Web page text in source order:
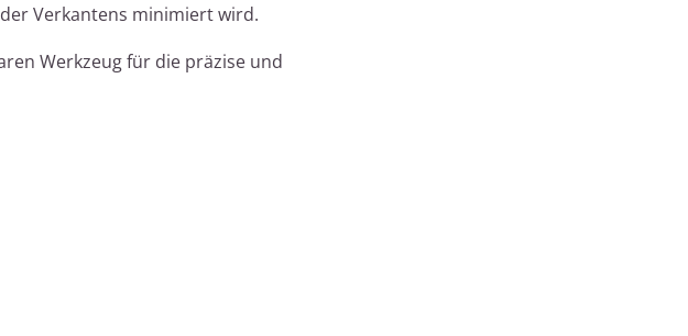
Verkantens minimiert wird.
Werkzeug für die präzise und